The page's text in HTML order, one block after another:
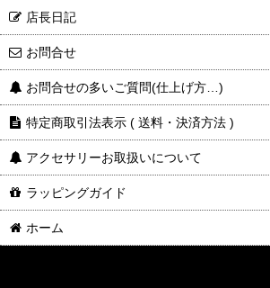
『製作・お届け
ご注文の際は
サイズ等にご注意下さい
店長日記
お問合せ
お問合せの多いご質問(仕上げ方…)
特定商取引法表示 ( 送料・決済方法 )
アクセサリーお取扱いについて
ラッピングガイド
ホーム